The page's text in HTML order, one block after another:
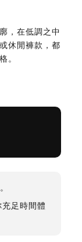
，在低調之中
休閒褲款，都
。
充足時間體